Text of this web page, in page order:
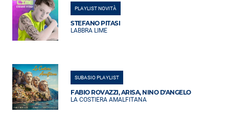
PLAYLIST NOVITÀ
STEFANO PITASI
LABBRA LIME
SUBASIO PLAYLIST
FABIO ROVAZZI, ARISA, NINO D'ANGELO
LA COSTIERA AMALFITANA